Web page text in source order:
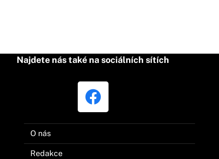
Najdete nás také na sociálních sítích
O nás
Redakce